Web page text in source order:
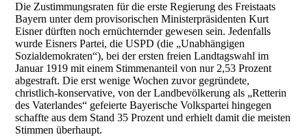
Die Zustimmungsraten für die erste Regierung des Freistaats
Bayern unter dem provisorischen Ministerpräsidenten Kurt
Eisner dürften noch ernüchternder gewesen sein. Jedenfalls
wurde Eisners Partei, die USPD (die „Unabhängigen
Sozialdemokraten“), bei der ersten freien Landtagswahl im
Januar 1919 mit einem Stimmenanteil von nur 2,53 Prozent
abgestraft. Die erst wenige Wochen zuvor gegründete,
christlich-konservative, von der Landbevölkerung als „Retterin
des Vaterlandes“ gefeierte Bayerische Volkspartei hingegen
schaffte aus dem Stand 35 Prozent und erhielt damit die meisten
Stimmen überhaupt.